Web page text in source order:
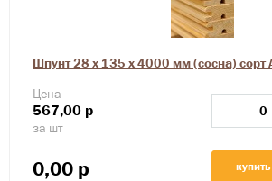
Шпунт 28 х 135 х 4000 мм (сосна) сорт
Цена
567,00 р
за шт
0,00 р купить